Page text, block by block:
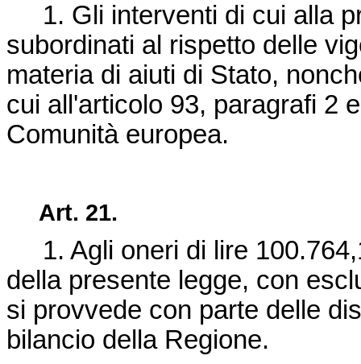
1. Gli interventi di cui alla
subordinati al rispetto delle
materia di aiuti di Stato,
cui all'articolo 93, paragrafi 2
Comunità europea.
Art. 21.
1. Agli oneri di lire
della presente legge, con
si provvede con parte delle
bilancio della Regione.